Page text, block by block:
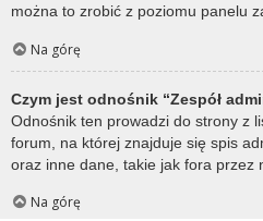
można to zrobić z poziomu panelu
Na górę
Czym jest odnośnik “Zespół
Odnośnik ten prowadzi do strony z
forum, na której znajduje się spis
oraz inne dane, takie jak fora przez
Na górę